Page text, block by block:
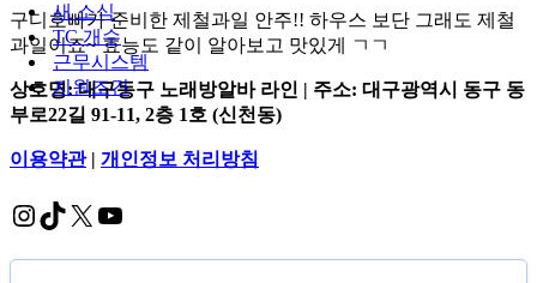
이
션
뉴
게
이
메
뉴
새 소식
TC 개수
근무시스템
지원조건
구디호빠가 준비한 제철과일 안주!! 하우스 보단 그래도 제철
과일이죠~ 효능도 같이 알아보고 맛있게 ㄱㄱ
상호명: 대구동구 노래방알바 라인 | 주소: 대구광역시 동구 동
부로22길 91-11, 2층 1호 (신천동)
이용약관| 개인정보 처리방침
Instagram
TikTok
X YouTube